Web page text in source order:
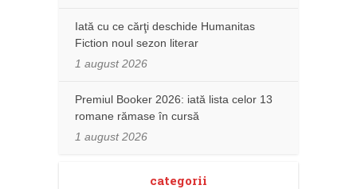
Iată cu ce cărţi deschide Humanitas
Fiction noul sezon literar
1 august 2026
Premiul Booker 2026: iată lista celor 13
romane rămase în cursă
1 august 2026
categorii